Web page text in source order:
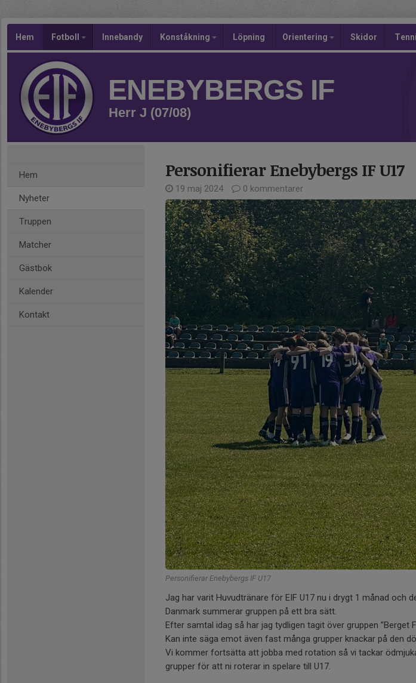
Hem Fotboll Innebandy Konståkning Löpning Orientering Skidor
ENEBYBERGS IF
Herr J (07/08)
Hem
Nyheter
Truppen
Matcher
Gästbok
Kalender
Kontakt
Personifierar Enebybergs IF U17
19 maj 2024 0 kommentarer
Personifierar Enebybergs IF U17
Jag har varit Huvudtränare för EIF U17 nu i drygt 1 månad och
Danmark summerar gruppen på ett bra sätt.
Efter samtal idag så har jag tydligen tagit över gruppen ”Berget
Kan inte säga emot även fast många grupper knackar på den
Vi kommer fortsätta att jobba med rotation så vi tackar
grupper för att ni roterar in spelare till U17.